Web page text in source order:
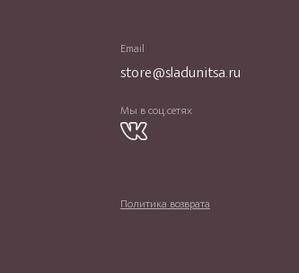
Email
store@sladunitsa.ru
Мы в соц.сетях
Политика возврата